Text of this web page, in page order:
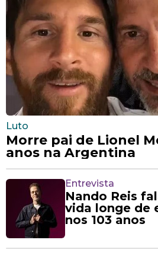
Luto
Morre pai de Lionel
anos na Argentina
Entrevista
Nando Reis
vida longe de
nos 103 anos